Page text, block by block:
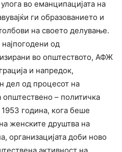
во еманципацијата на
ги образованието и
на своето делување.
од
во општеството, АФЖ
и напредок,
дел од процесот на
– политичка
година, кога беше
женските друштва на
организацијата доби ново